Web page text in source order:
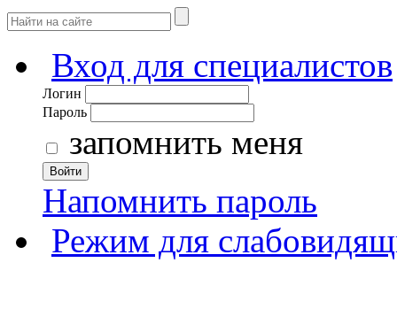
Вход для специалистов
Логин
Пароль
запомнить меня
Войти
Напомнить пароль
Режим для